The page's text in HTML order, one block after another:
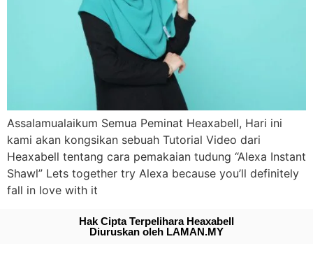
Assalamualaikum Semua Peminat Heaxabell, Hari ini
kami akan kongsikan sebuah Tutorial Video dari
Heaxabell tentang cara pemakaian tudung “Alexa Instant
Shawl” Lets together try Alexa because you’ll definitely
fall in love with it
Hak Cipta Terpelihara Heaxabell
Diuruskan oleh LAMAN.MY